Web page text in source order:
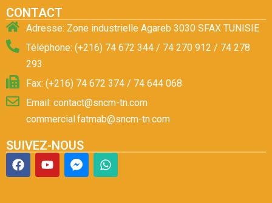
CONTACT
Adresse: Zone industrielle Agareb 3030 SFAX TUNISIE
Téléphone: (+216) 74 672 344 / 74 270 912 / 74 278
293
Fax: (+216) 74 672 374 / 74 644 068
Email: contact@sncm-tn.com
commercial.fatmab@sncm-tn.com
SUIVEZ-NOUS